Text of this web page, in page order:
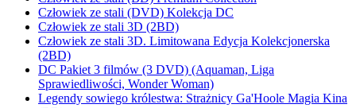
Człowiek ze stali (DVD) Kolekcja DC
Człowiek ze stali 3D (2BD)
Człowiek ze stali 3D. Limitowana Edycja Kolekcjonerska
(2BD)
DC Pakiet 3 filmów (3 DVD) (Aquaman, Liga
Sprawiedliwości, Wonder Woman)
Legendy sowiego królestwa: Strażnicy Ga'Hoole Magia Kina